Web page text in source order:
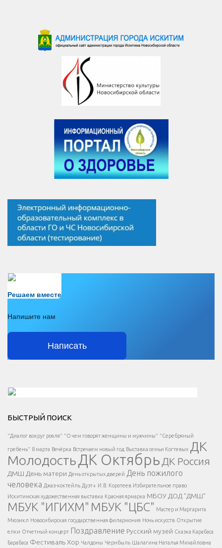
Решаем вместе
Напишите нам
Написать
Есть вопрос?
Напишите нам
</span >
Написать
</button >
</div >
</div > </div >
БЫСТРЫЙ ПОИСК
"Диалог вокруг рояля" "О чем говорят женщины и мужчины" "Серебряный
гребень" 8 марта Вечёрка Встречаем новый год Выставка семьи Когтевых ДК
МолодостьДК Октябрь ДК Россия
ДМШ День матери День открытых дверей День пожилого
человека Джаз-коктейль Дуэт+ И.В. Коротеев Избирательное право
Искитимская художественная выставка Красная ярмарка МБОУ ДОД "ДМШ"
МБУК "ИГИХМ" МБУК "ЦБС" Мастер и Маргарита
Мюзикл Новосибирская государственная филармония Ночь искусств Открытие
елки Отчетный концерт Поздравление Русский музей Сказка Карабаса
Барабаса Фестиваль Хор Чалдоны Чернбыль Шалагина Наталья Михайловна